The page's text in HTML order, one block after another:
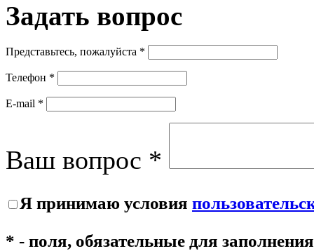
Задать вопрос
Представьтесь, пожалуйста *
Телефон *
E-mail *
Ваш вопрос *
Я принимаю условия
* - поля, обязательные для заполнения